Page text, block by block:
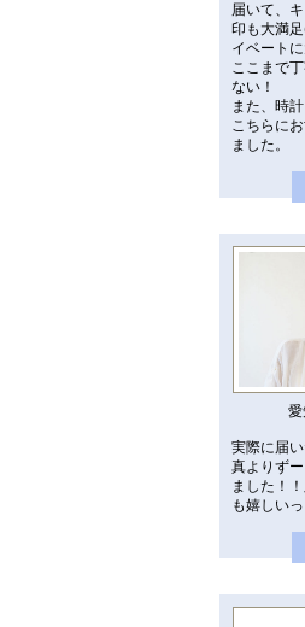
届いて、
印も大満
イベート
ここまで
ない！
また、時
こちらに
ました。
実際に届
真よりず
ました！
も嬉しい